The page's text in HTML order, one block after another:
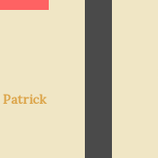
Patrick